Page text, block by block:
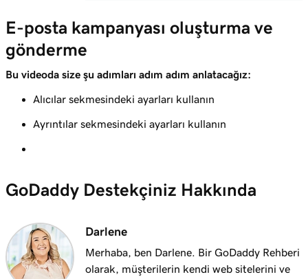
E-posta pazarlama kampanyası oluşturun
Ders 8 (/9)
Ders 9 (/9)
etme
E-posta kampanyası oluşturma ve
gönderme
Bu videoda size şu adımları adım adım anlatacağız:
Alıcılar sekmesindeki ayarları kullanın
Ayrıntılar sekmesindeki ayarları kullanın
GoDaddy Destekçiniz Hakkında
Darlene
Merhaba, ben Darlene. Bir GoDaddy Rehberi
olarak, müşterilerin kendi web sitelerini ve